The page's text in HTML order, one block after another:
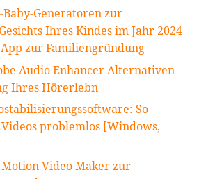
Baby-Generatoren zur
Ihres Kindes im Jahr 2024
zur Familiengründung
Audio Enhancer Alternativen
Ihres Hörerlebn
So
problemlos [Windows,
Video Maker zur